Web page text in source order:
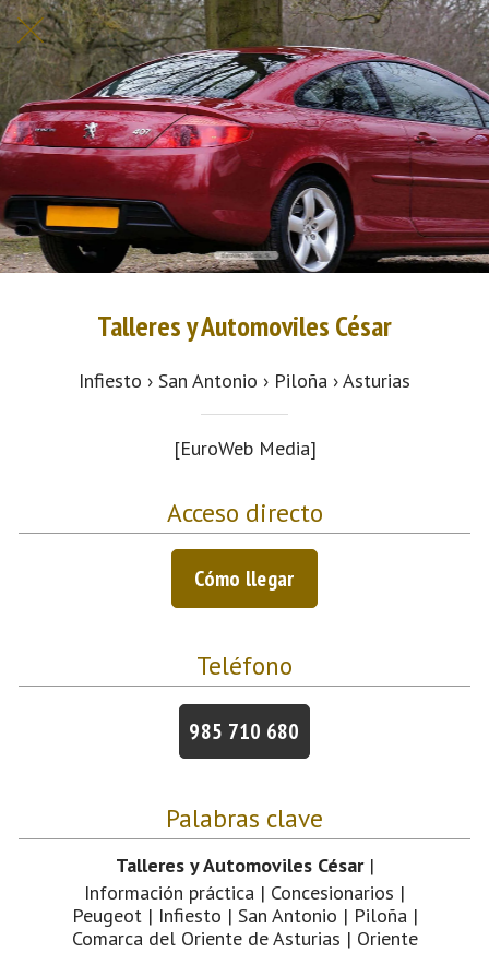
Talleres y Automoviles César
Infiesto › San Antonio › Piloña › Asturias
[EuroWeb Media]
Acceso directo
Cómo llegar
Teléfono
985 710 680
Palabras clave
Talleres y Automoviles César|
Información práctica | Concesionarios |
Peugeot | Infiesto | San Antonio | Piloña |
Comarca del Oriente de Asturias | Oriente